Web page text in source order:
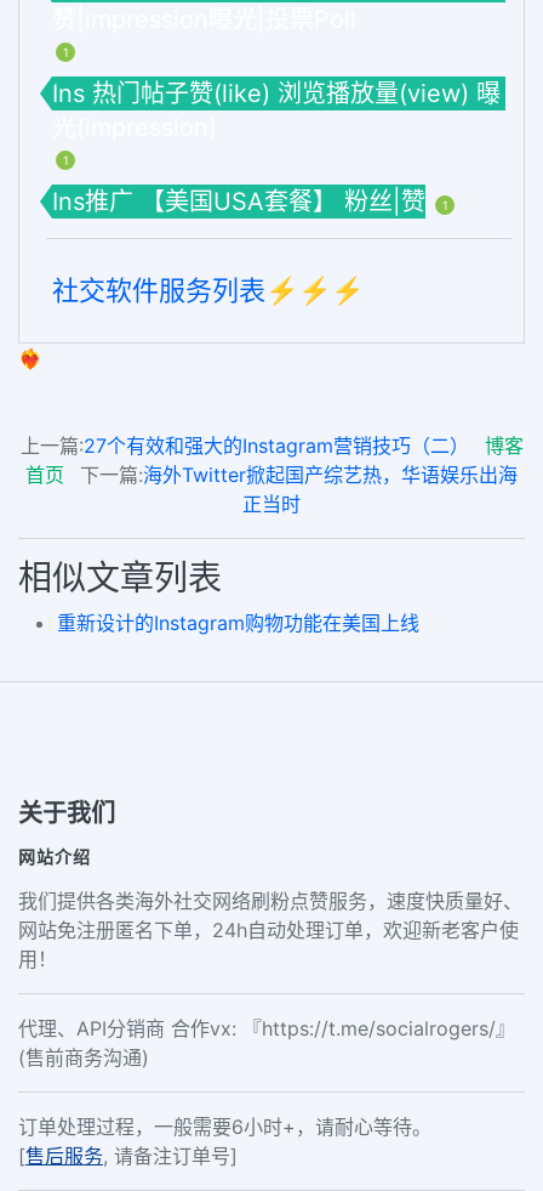
1
Ins 热门帖子赞(like) 浏览播放量(view) 曝
1
Ins推广 【美国USA套餐】 粉丝|赞 1
社交软件服务列表⚡️⚡️⚡️
❤️‍🔥
上一篇:27个有效和强大的Instagram营销技巧（二）
博客
首页
下一篇:海外Twitter掀起国产综艺热，华语娱乐出海
正当时
相似文章列表
重新设计的Instagram购物功能在美国上线
关于我们
网站介绍
我们提供各类海外社交网络刷粉点赞服务，速度快质量好、
网站免注册匿名下单，24h自动处理订单，欢迎新老客户使
用！
代理、API分销商 合作vx: 『https://t.me/socialrogers/』
(售前商务沟通)
订单处理过程，一般需要6小时+，请耐心等待。
[售后服务, 请备注订单号]